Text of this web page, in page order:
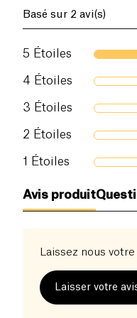
Basé sur 2 avi(s)
5 Étoiles
4 Étoiles
3 Étoiles
2 Étoiles
1 Étoiles
Avis produit
Laissez nous
Laisser votre